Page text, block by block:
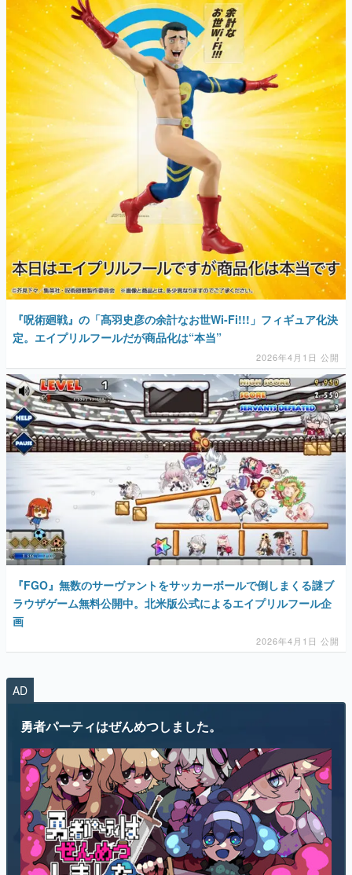
『呪術廻戦』の「髙羽史彦の余計なお世Wi-Fi!!!」フィギュア化決
定。エイプリルフールだが商品化は“本当”
2026年4月1日 公開
『FGO』無数のサーヴァントをサッカーボールで倒しまくる謎ブ
ラウザゲーム無料公開中。北米版公式によるエイプリルフール企
画
2026年4月1日 公開
AD
勇者パーティはぜんめつしました。